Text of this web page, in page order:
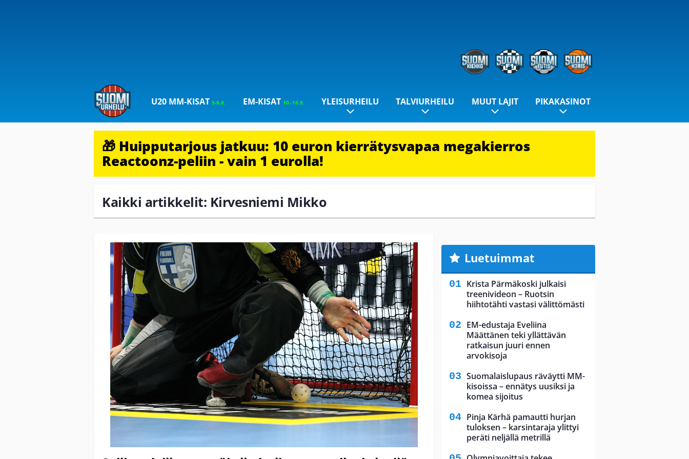
U20 MM-KISAT5-9.8. EM-KISAT 10.-16.8. YLEISURHEILU TALVIURHEILU MUUT LAJIT PIKAKASINOT
🎁 Huipputarjous jatkuu: 10 euron kierrätysvapaa megakierros
Reactoonz-peliin - vain 1 eurolla!
Kaikki artikkelit: Kirvesniemi Mikko
Luetuimmat
Krista Pärmäkoski julkaisi
treenivideon – Ruotsin
hiihtotähti vastasi välittömästi
EM-edustaja Eveliina
Määttänen teki yllättävän
ratkaisun juuri ennen
arvokisoja
Suomalaislupaus räväytti MM-
kisoissa – ennätys uusiksi ja
komea sijoitus
Pinja Kärhä pamautti hurjan
tuloksen – karsintaraja ylittyi
peräti neljällä metrillä